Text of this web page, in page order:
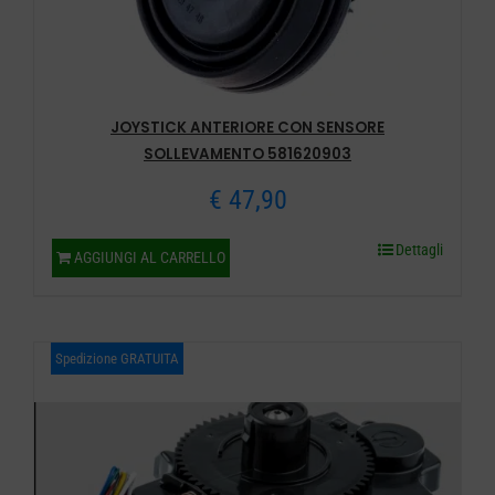
JOYSTICK ANTERIORE CON SENSORE
SOLLEVAMENTO 581620903
€ 47,90
AGGIUNGI AL CARRELLO Dettagli
Spedizione GRATUITA